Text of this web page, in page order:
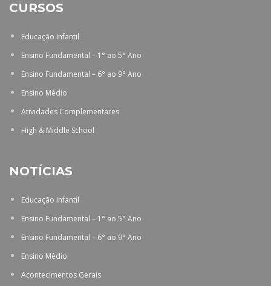
CURSOS
Educação Infantil
Ensino Fundamental – 1° ao 5° Ano
Ensino Fundamental – 6° ao 9° Ano
Ensino Médio
Atividades Complementares
High & Middle School
NOTÍCIAS
Educação Infantil
Ensino Fundamental – 1° ao 5° Ano
Ensino Fundamental – 6° ao 9° Ano
Ensino Médio
Acontecimentos Gerais